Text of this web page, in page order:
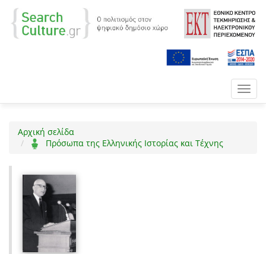
Αρχική σελίδα
Πρόσωπα της Ελληνικής Ιστορίας και Τέχνης